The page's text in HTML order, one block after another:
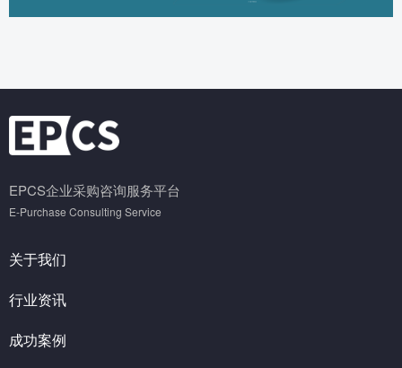
EPCS企业采购咨询服务平台
E-Purchase Consulting Service
关于我们
行业资讯
成功案例